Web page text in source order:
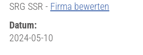
SRG SSR - Firma bewerten
Datum:
2024-05-10